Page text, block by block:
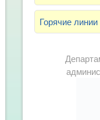
Горячие линии